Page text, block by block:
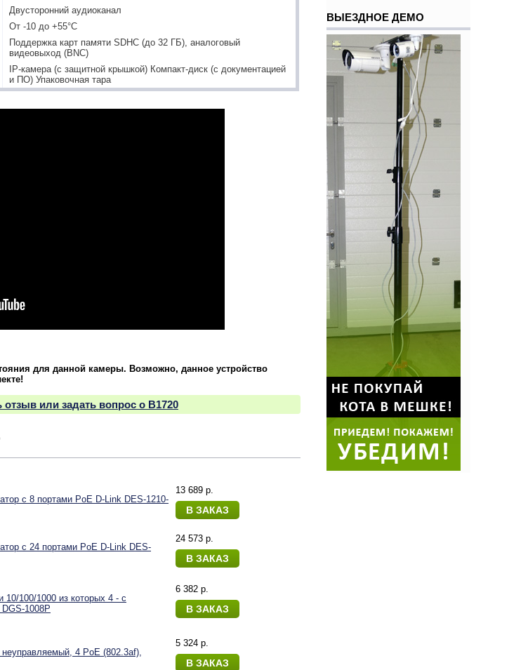
Двусторонний аудиоканал
От -10 до +55°С
Поддержка карт памяти SDHC (до 32 ГБ), аналоговый
видеовыход (BNC)
IP-камера (с защитной крышкой) Компакт-диск (с документацией
и ПО) Упаковочная тара
для данной камеры. Возможно, данное устройство
отзыв или задать вопрос о B1720
с 8 портами PoE D-Link DES-1210-
13 689 p.
В ЗАКАЗ
с 24 портами PoE D-Link DES-
24 573 p.
В ЗАКАЗ
10/100/1000 из которых 4 - с
1008P
6 382 p.
В ЗАКАЗ
4 PoE (802.3af),
5 324 p.
В ЗАКАЗ
ВЫЕЗДНОЕ ДЕМО